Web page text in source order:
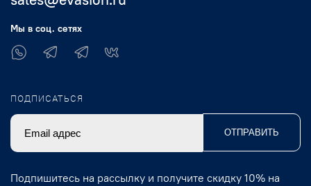
Мы в соц. сетях
ПОДПИСАТЬСЯ
ОТПРАВИТЬ
Подпишитесь на рассылку и получите скидку 10% на